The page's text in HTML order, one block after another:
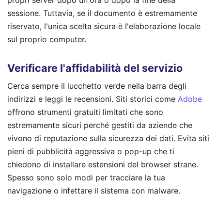
sessione. Tuttavia, se il documento è estremamente
riservato, l'unica scelta sicura è l'elaborazione locale
sul proprio computer.
Verificare l'affidabilità del servizio
Cerca sempre il lucchetto verde nella barra degli
indirizzi e leggi le recensioni. Siti storici come Adobe
offrono strumenti gratuiti limitati che sono
estremamente sicuri perché gestiti da aziende che
vivono di reputazione sulla sicurezza dei dati. Evita siti
pieni di pubblicità aggressiva o pop-up che ti
chiedono di installare estensioni del browser strane.
Spesso sono solo modi per tracciare la tua
navigazione o infettare il sistema con malware.